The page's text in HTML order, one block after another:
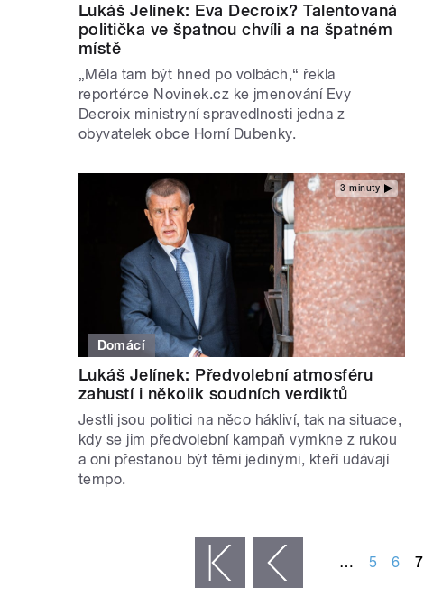
Lukáš Jelínek: Eva Decroix? Talentovaná
politička ve špatnou chvíli a na špatném
místě
„Měla tam být hned po volbách,“ řekla
reportérce Novinek.cz ke jmenování Evy
Decroix ministryní spravedlnosti jedna z
obyvatelek obce Horní Dubenky.
3 minuty
Domácí
Lukáš Jelínek: Předvolební atmosféru
zahustí i několik soudních verdiktů
Jestli jsou politici na něco hákliví, tak na situace,
kdy se jim předvolební kampaň vymkne z rukou
a oni přestanou být těmi jedinými, kteří udávají
tempo.
‹ předchozí … 5 6 7